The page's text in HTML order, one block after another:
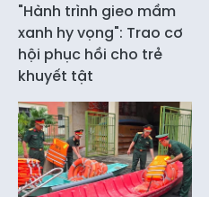
"Hành trình gieo mầm
xanh hy vọng": Trao cơ
hội phục hồi cho trẻ
khuyết tật